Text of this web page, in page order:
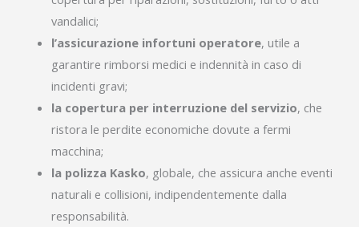
vandalici;
l’assicurazione infortuni operatore, utile a
garantire rimborsi medici e indennità in caso di
incidenti gravi;
la copertura per interruzione del servizio, che
ristora le perdite economiche dovute a fermi
macchina;
la polizza Kasko, globale, che assicura anche eventi
naturali e collisioni, indipendentemente dalla
responsabilità.